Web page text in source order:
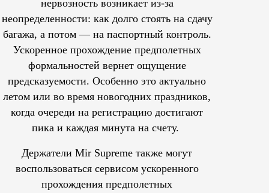
нервозность возникает из-за
неопределенности: как долго стоять на сдачу
багажа, а потом — на паспортный контроль.
Ускоренное прохождение предполетных
формальностей вернет ощущение
предсказуемости. Особенно это актуально
летом или во время новогодних праздников,
когда очереди на регистрацию достигают
пика и каждая минута на счету.
Держатели Mir Supreme также могут
воспользоваться сервисом ускоренного
прохождения предполетных